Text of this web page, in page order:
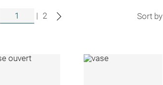
| 2 Sort by